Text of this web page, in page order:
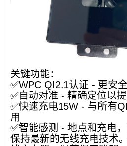
关键功能：
✅WPC QI2.1认证 - 更安
✅自动对准 - 精确定位以
✅快速充电15W - 与所有
用
✅智能感测 - 地点和充电
保持最新的无线充电技术